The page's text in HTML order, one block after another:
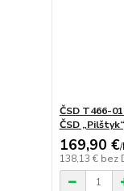
ČSD T466-
ČSD
169,90 €/
138,13 € bez